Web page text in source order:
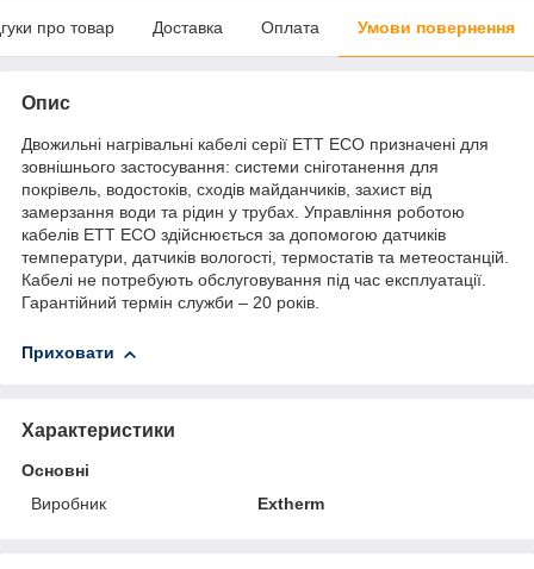
про товар Доставка Оплата Умови повернення
Опис
Двожильні нагрівальні кабелі серії ETT ECO призначені для
зовнішнього застосування: системи сніготанення для
покрівель, водостоків, сходів майданчиків, захист від
замерзання води та рідин у трубах. Управління роботою
кабелів ЕТТ ECO здійснюється за допомогою датчиків
температури, датчиків вологості, термостатів та метеостанцій.
Кабелі не потребують обслуговування під час експлуатації.
Гарантійний термін служби – 20 років.
Приховати
Характеристики
Основні
Виробник
Extherm